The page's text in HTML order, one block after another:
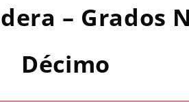
– Grados
Décimo